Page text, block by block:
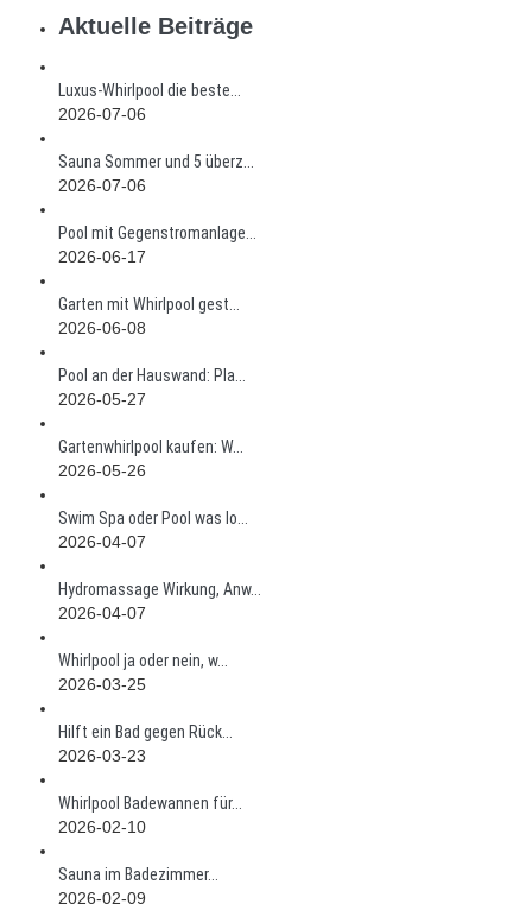
Aktuelle Beiträge
Luxus-Whirlpool die beste...
2026-07-06
Sauna Sommer und 5 überz...
2026-07-06
Pool mit Gegenstromanlage...
2026-06-17
Garten mit Whirlpool gest...
2026-06-08
Pool an der Hauswand: Pla...
2026-05-27
Gartenwhirlpool kaufen: W...
2026-05-26
Swim Spa oder Pool was lo...
2026-04-07
Hydromassage Wirkung, Anw...
2026-04-07
Whirlpool ja oder nein, w...
2026-03-25
Hilft ein Bad gegen Rück...
2026-03-23
Whirlpool Badewannen für...
2026-02-10
Sauna im Badezimmer...
2026-02-09